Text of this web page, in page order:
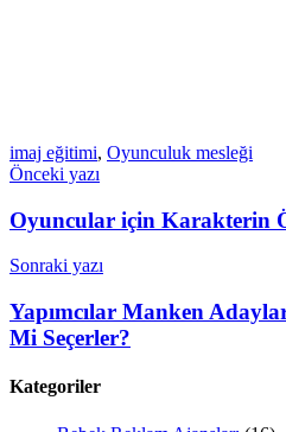
imaj eğitimi, Oyunculuk mesleği
Yazı
gezinmesi
Önceki yazı
Oyuncular için Karakterin
Sonraki yazı
Yapımcılar Manken
Mi Seçerler?
Kategoriler